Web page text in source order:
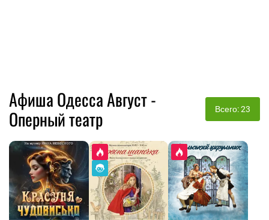
Афиша Одесса Август -
Оперный театр
Всего: 23